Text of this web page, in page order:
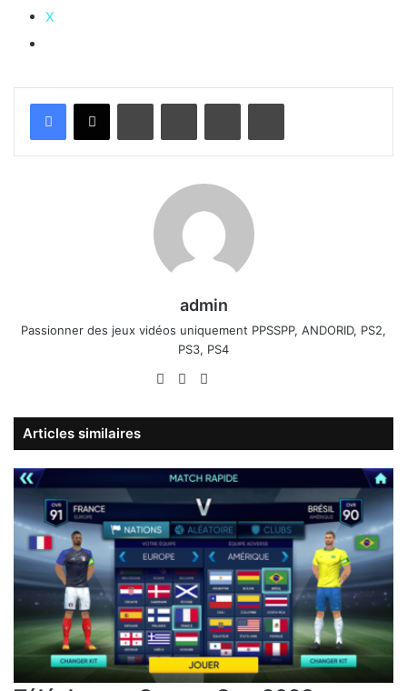
X
LinkedinPinterestPartager par email Imprimer
admin
Passionner des jeux vidéos uniquement PPSSPP, ANDORID, PS2,
PS3, PS4
WebsiteFacebook
Articles similaires